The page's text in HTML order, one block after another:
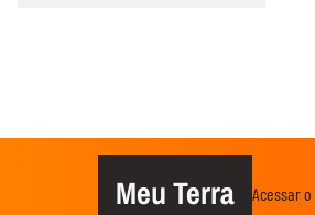
Meu Terra Acessar